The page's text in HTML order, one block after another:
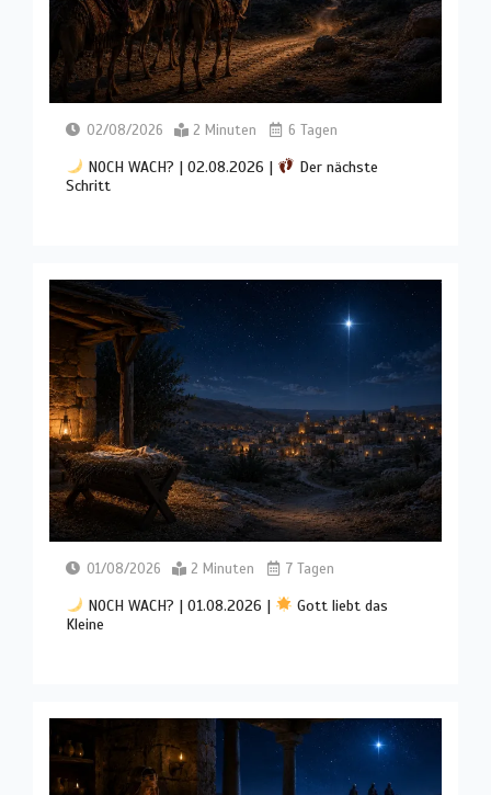
02/08/2026 2 Minuten 6 Tagen
NOCH WACH? | 02.08.2026 |
Der nächste
Schritt
01/08/2026 2 Minuten 7 Tagen
NOCH WACH? | 01.08.2026 |
Gott liebt das
Kleine